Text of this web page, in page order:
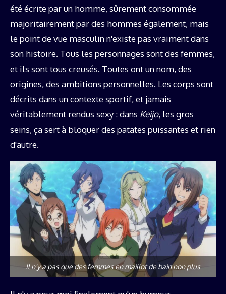
été écrite par un homme, sûrement consommée
majoritairement par des hommes également, mais
le point de vue masculin n'existe pas vraiment dans
son histoire. Tous les personnages sont des femmes,
et ils sont tous creusés. Toutes ont un nom, des
origines, des ambitions personnelles. Les corps sont
décrits dans un contexte sportif, et jamais
véritablement rendus sexy : dans Keijo, les gros
seins, ça sert à bloquer des patates puissantes et rien
d'autre.
Il n'y a pas que des femmes en maillot de bain non plus